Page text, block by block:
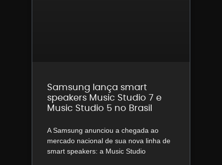
Samsung lança smart
speakers Music Studio 7 e
Music Studio 5 no Brasil
A Samsung anunciou a chegada ao
mercado nacional de sua nova linha de
smart speakers: a Music Studio